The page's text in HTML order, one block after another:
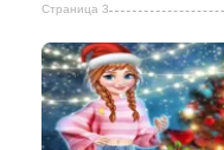
Страница 3